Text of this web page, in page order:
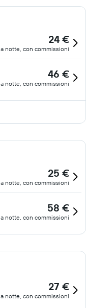
24 €
a notte, con commissioni
46 €
a notte, con commissioni
25 €
a notte, con commissioni
58 €
a notte, con commissioni
27 €
a notte, con commissioni